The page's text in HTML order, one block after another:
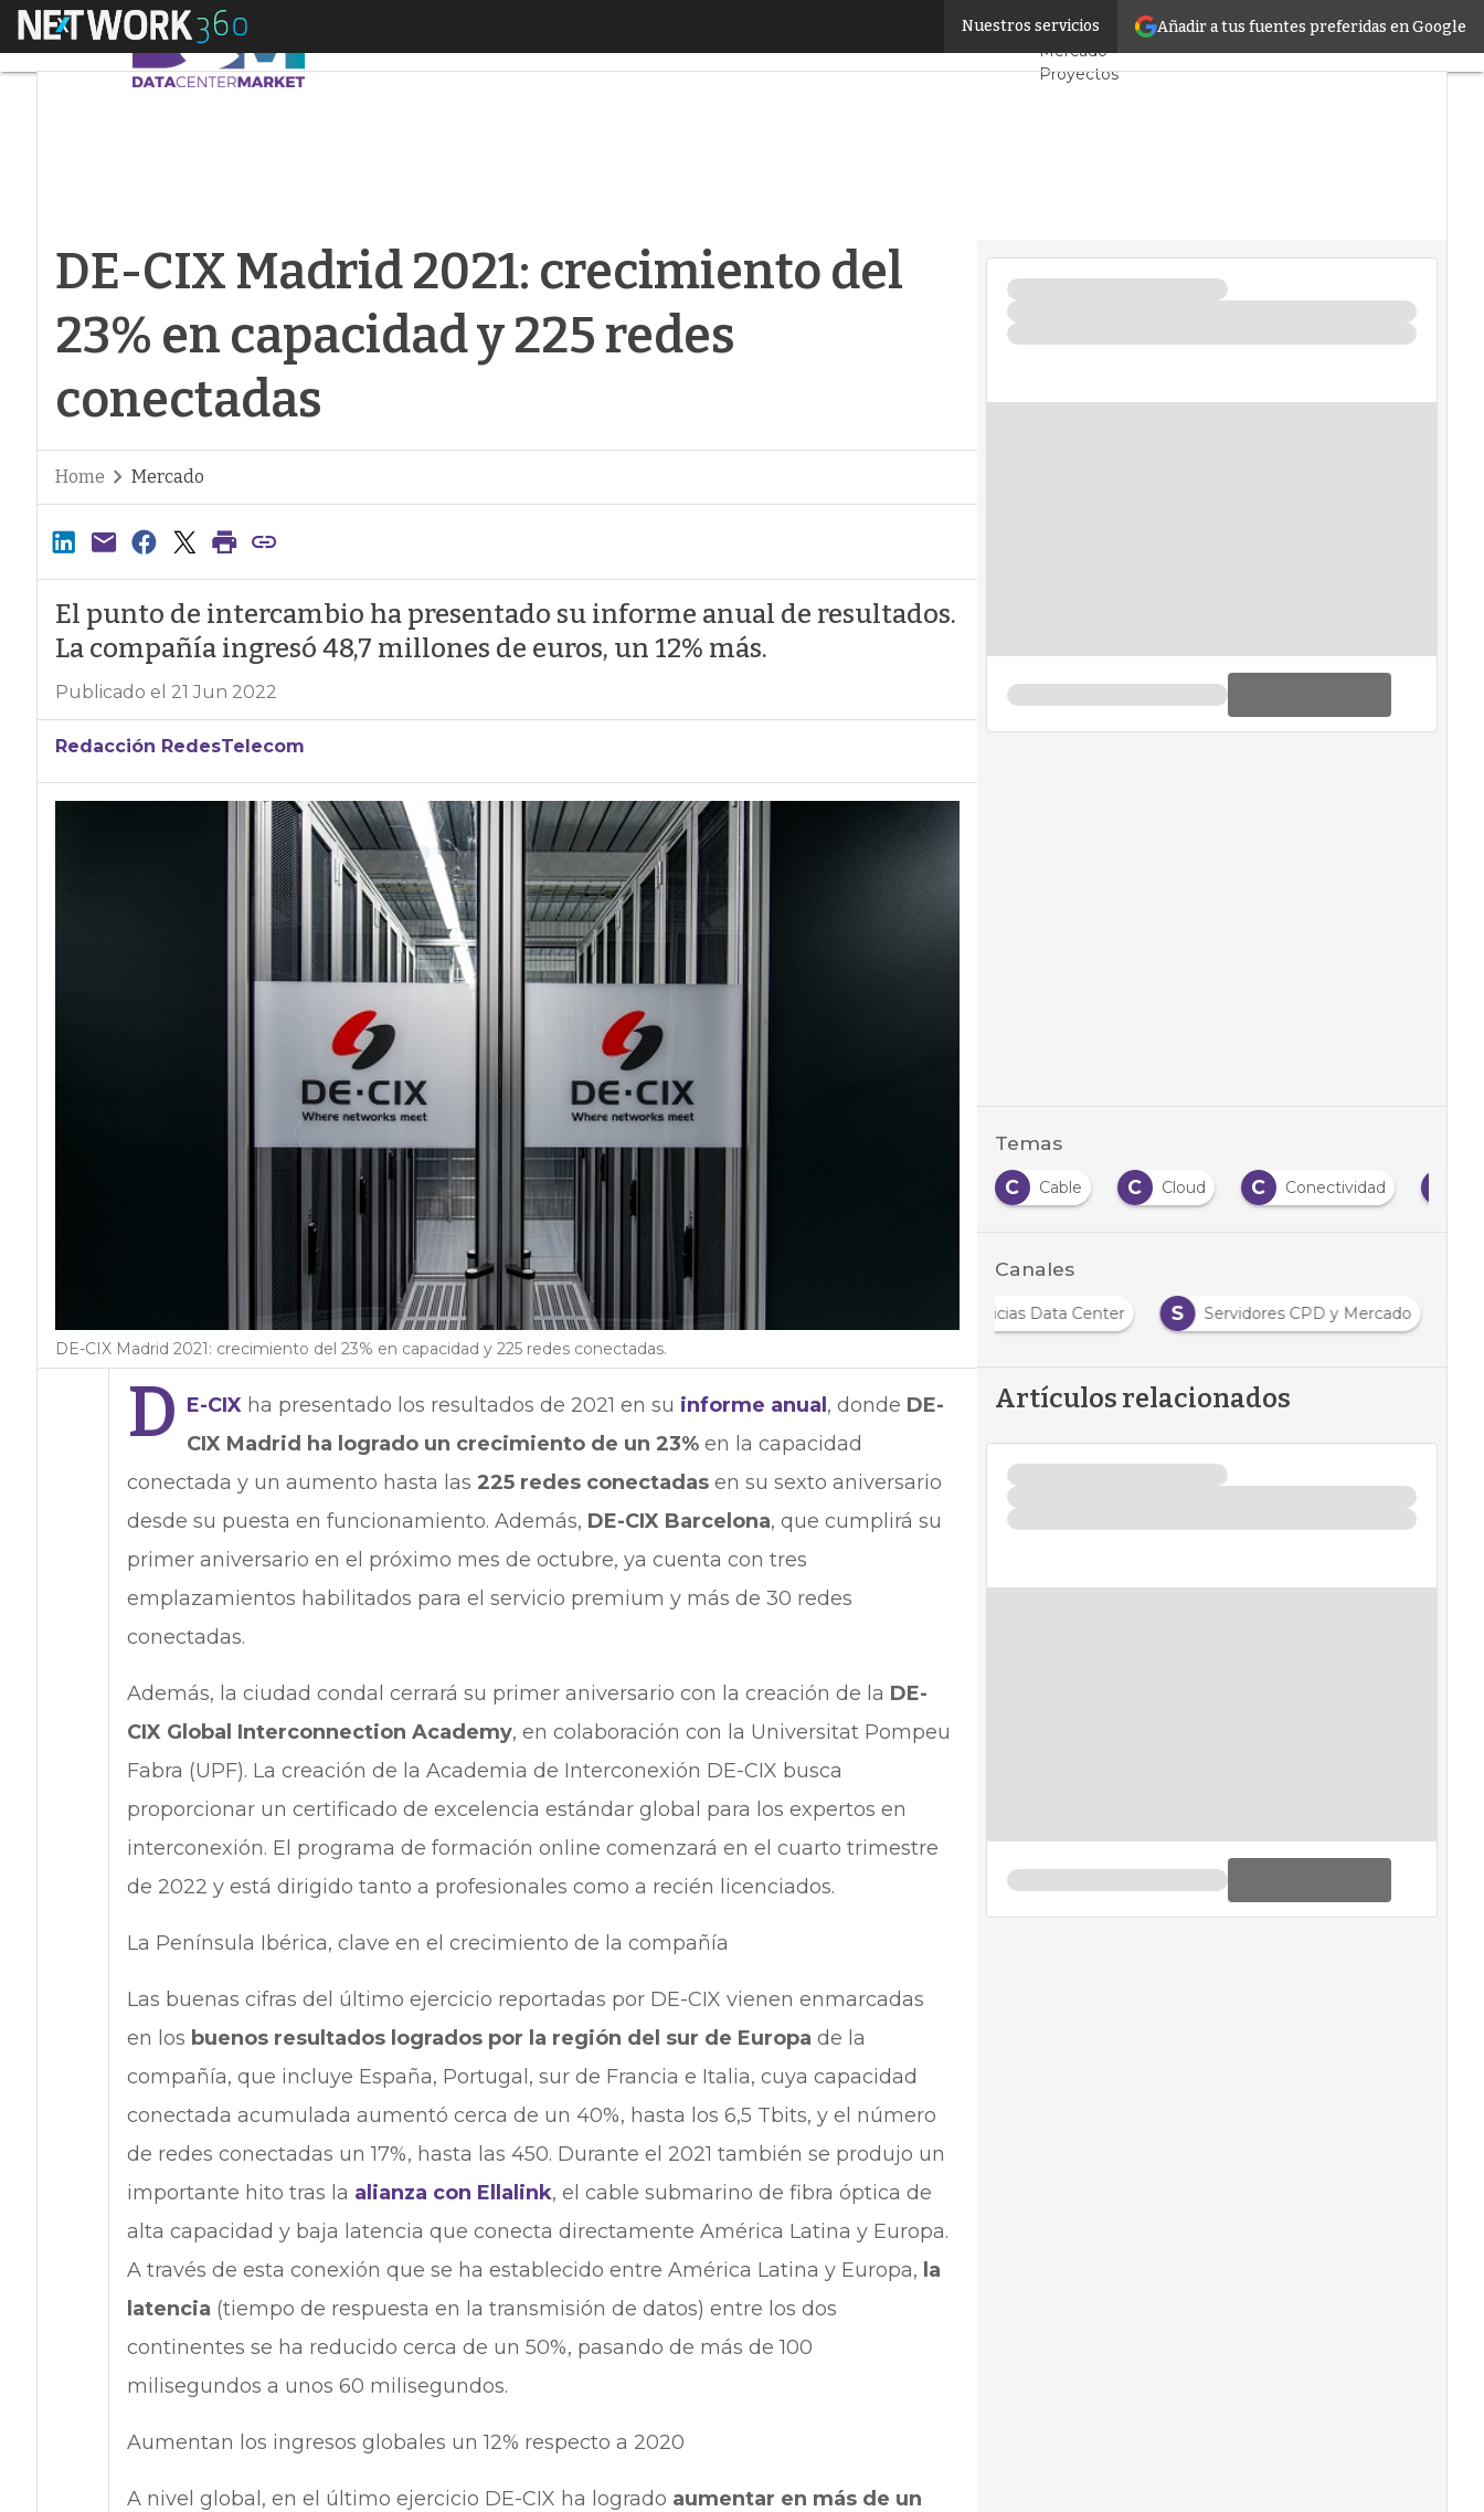
Añadir a tus fuentes preferidas en Google
Nuestros servicios
Menú DE-CIX Madrid 2021: crecimiento del 23% en capacidad y 225 redes conectadasServidores CPD y
Mercado
Proyectos
Artificial
DE-CIX Madrid 2021: crecimiento del
23% en capacidad y 225 redes
conectadas
Home Mercado
El punto de intercambio ha presentado su informe anual de resultados.
La compañía ingresó 48,7 millones de euros, un 12% más.
Publicado el 21 Jun 2022
Redacción RedesTelecom
DE-CIX Madrid 2021: crecimiento del 23% en capacidad y 225 redes conectadas.
D E-CIXha presentado los resultados de 2021 en su informe anual , donde DE-
CIX Madrid ha logrado un crecimiento de un 23%en la capacidad
conectada y un aumento hasta las 225 redes conectadasen su sexto aniversario
desde su puesta en funcionamiento. Además, DE-CIX Barcelona, que cumplirá su
primer aniversario en el próximo mes de octubre, ya cuenta con tres
emplazamientos habilitados para el servicio premium y más de 30 redes
conectadas.
Además, la ciudad condal cerrará su primer aniversario con la creación de la DE-
CIX Global Interconnection Academy, en colaboración con la Universitat Pompeu
Fabra (UPF). La creación de la Academia de Interconexión DE-CIX busca
proporcionar un certificado de excelencia estándar global para los expertos en
interconexión. El programa de formación online comenzará en el cuarto trimestre
de 2022 y está dirigido tanto a profesionales como a recién licenciados.
La Península Ibérica, clave en el crecimiento de la compañía
Las buenas cifras del último ejercicio reportadas por DE-CIX vienen enmarcadas
en los buenos resultados logrados por la región del sur de Europa de la
compañía, que incluye España, Portugal, sur de Francia e Italia, cuya capacidad
conectada acumulada aumentó cerca de un 40%, hasta los 6,5 Tbits, y el número
de redes conectadas un 17%, hasta las 450. Durante el 2021 también se produjo un
importante hito tras la alianza con Ellalink, el cable submarino de fibra óptica de
alta capacidad y baja latencia que conecta directamente América Latina y Europa.
A través de esta conexión que se ha establecido entre América Latina y Europa, la
latencia (tiempo de respuesta en la transmisión de datos) entre los dos
continentes se ha reducido cerca de un 50%, pasando de más de 100
milisegundos a unos 60 milisegundos.
Aumentan los ingresos globales un 12% respecto a 2020
A nivel global, en el último ejercicio DE-CIX ha logrado aumentar en más de un
Temas
C Cable C Cloud C Conectividad
Canales
Noticias Data Center S Servidores CPD y Mercado
Artículos relacionados